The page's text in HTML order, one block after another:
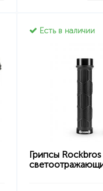
Есть в наличии
Грипсы